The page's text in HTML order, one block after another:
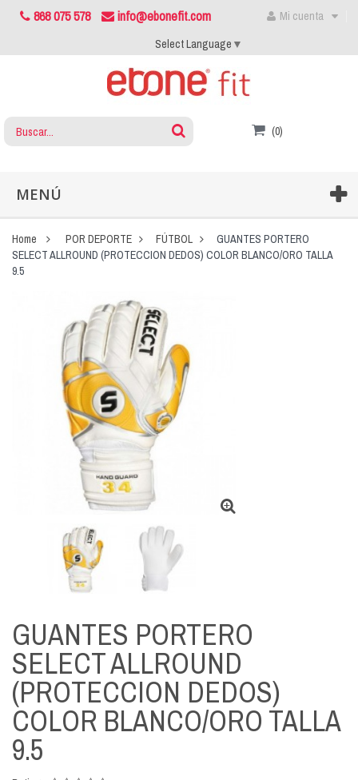
868 075 578 info@ebonefit.com
Mi cuenta
Select Language ▼
(0)
MENÚ
Home POR DEPORTE FÚTBOL
GUANTES PORTERO
SELECT ALLROUND (PROTECCION DEDOS) COLOR BLANCO/ORO TALLA
9.5
GUANTES PORTERO
SELECT ALLROUND
(PROTECCION DEDOS)
COLOR BLANCO/ORO TALLA
9.5